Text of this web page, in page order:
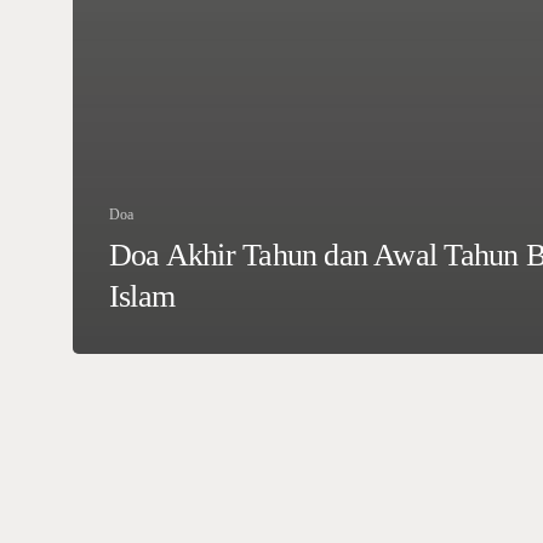
Doa
Doa Akhir Tahun dan Awal Tahun
Islam